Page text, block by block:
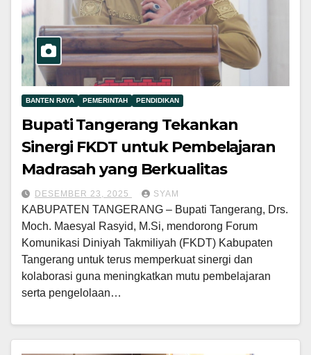
BANTEN RAYA PEMERINTAH PENDIDIKAN
Bupati Tangerang Tekankan
Sinergi FKDT untuk Pembelajaran
Madrasah yang Berkualitas
DESEMBER 23, 2025 SYAM
KABUPATEN TANGERANG – Bupati Tangerang, Drs.
Moch. Maesyal Rasyid, M.Si, mendorong Forum
Komunikasi Diniyah Takmiliyah (FKDT) Kabupaten
Tangerang untuk terus memperkuat sinergi dan
kolaborasi guna meningkatkan mutu pembelajaran
serta pengelolaan…